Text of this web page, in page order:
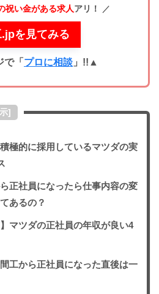
祝い金がある求人アリ！
を見てみる
「 プロに相談 」!! ▲
]
極的に採用しているマツダの実
正社員になったら仕事内容の変
あるの？
マツダの正社員の年収が良い4
工から正社員になった直後は一